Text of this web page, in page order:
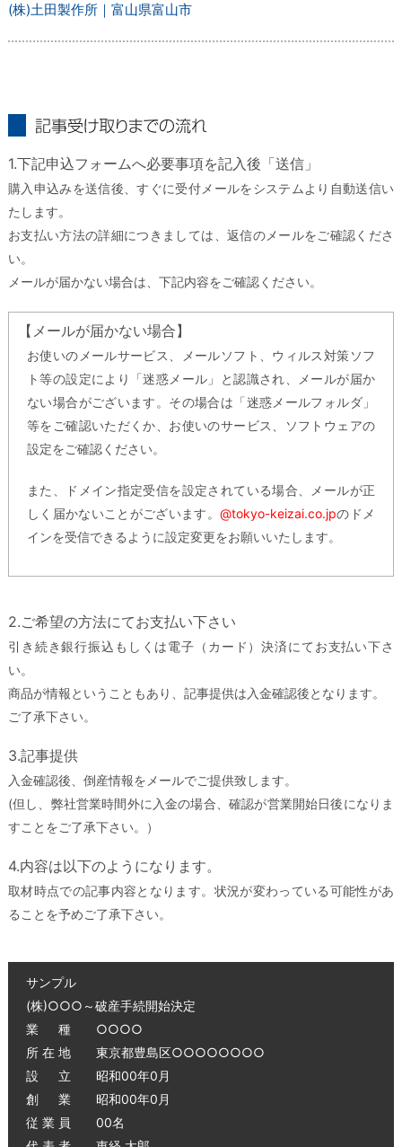
(株)土田製作所｜富山県富山市
1.下記申込フォームへ必要事項を記入後「送信」
購入申込みを送信後、すぐに受付メールをシステムより自動送信い
たします。
お支払い方法の詳細につきましては、返信のメールをご確認くださ
い。
メールが届かない場合は、下記内容をご確認ください。
【メールが届かない場合】
お使いのメールサービス、メールソフト、ウィルス対策ソフ
ト等の設定により「迷惑メール」と認識され、メールが届か
ない場合がございます。その場合は「迷惑メールフォルダ」
等をご確認いただくか、お使いのサービス、ソフトウェアの
設定をご確認ください。
また、ドメイン指定受信を設定されている場合、メールが正
しく届かないことがございます。@tokyo-keizai.co.jpのドメ
インを受信できるように設定変更をお願いいたします。
2.ご希望の方法にてお支払い下さい
引き続き銀行振込もしくは電子（カード）決済にてお支払い下さ
い。
商品が情報ということもあり、記事提供は入金確認後となります。
ご了承下さい。
3.記事提供
入金確認後、倒産情報をメールでご提供致します。
(但し、弊社営業時間外に入金の場合、確認が営業開始日後になりま
すことをご了承下さい。）
4.内容は以下のようになります。
取材時点での記事内容となります。状況が変わっている可能性があ
ることを予めご了承下さい。
サンプル
(株)○○○～破産手続開始決定
業 種 ○○○○
所 在 地 東京都豊島区○○○○○○○○
設 立 昭和00年0月
創 業 昭和00年0月
従 業 員 00名